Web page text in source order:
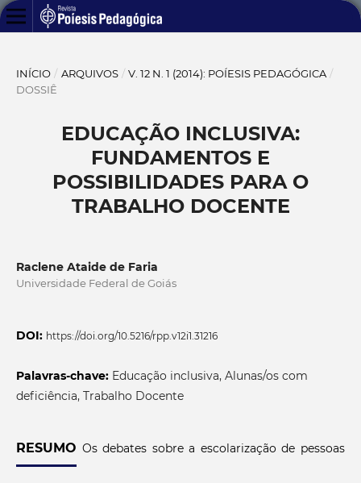
INÍCIO / ARQUIVOS / V. 12 N. 1 (2014): POÍESIS PEDAGÓGICA /
DOSSIÊ
EDUCAÇÃO INCLUSIVA:
FUNDAMENTOS E
POSSIBILIDADES PARA O
TRABALHO DOCENTE
Raclene Ataide de Faria
Universidade Federal de Goiás
DOI: https://doi.org/10.5216/rpp.v12i1.31216
Palavras-chave: Educação inclusiva, Alunas/os com
deficiência, Trabalho Docente
RESUMO Os debates sobre a escolarização de pessoas